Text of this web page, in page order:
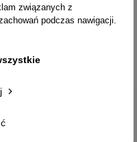
sprawach dotyczących
telefoniczny lub przez
związanych z
podczas nawigacji.
20, 31-564 Kraków